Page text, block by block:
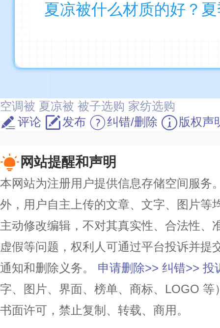
空调被 夏凉被 被子选购 家纺选购
评论
发布 纠错/删除 版权声
网站提醒和声明
本网站为注册用户提供信息存储空间服务
外，用户自主上传的文章、文字、图片等
主动修改编辑，不对其真实性、合法性、
虚假等问题，权利人可通过平台投诉并提
通知和删除义务。
申请删除>> 纠错>> 投
字、图片、界面、榜单、商标、LOGO
书面许可，禁止复制、转载、商用。